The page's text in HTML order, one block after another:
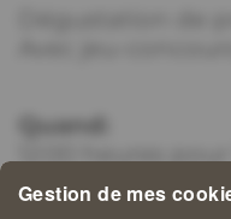
Gestion de mes
Quand:
scolaire